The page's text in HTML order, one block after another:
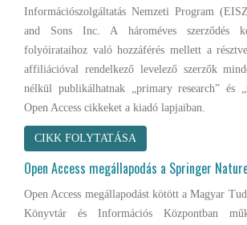
Információszolgáltatás Nemzeti Program
and Sons Inc. A hároméves szerződés
folyóirataihoz való hozzáférés mellett a
affiliációval rendelkező levelező szerzők
nélkül publikálhatnak „primary research” és
Open Access cikkeket a kiadó lapjaiban.
CIKK FOLYTATÁSA
Open Access megállapodás a Springer
Open Access megállapodást kötött a Magyar
Könyvtár és Információs Központban